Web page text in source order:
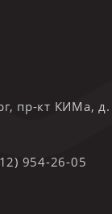
пр-кт КИМа, д.
954-26-05